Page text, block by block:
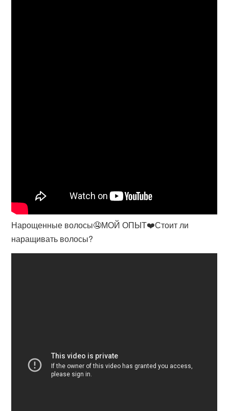
Нарощенные волосы🤤МОЙ ОПЫТ❤️Стоит ли
наращивать волосы?